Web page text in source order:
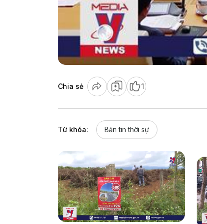
Chia sẻ 1
Từ khóa: Bản tin thời sự